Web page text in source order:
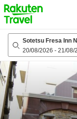
to
top
page
Sotetsu Fresa Inn
20/08/2026 - 21/08/